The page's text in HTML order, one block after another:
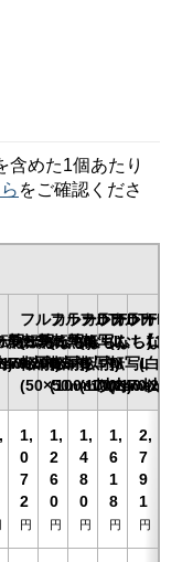
含めた1個あたり
をご確認くださ
写SS
)
熱転写S
以内)
ラー熱転写M
以内)
ルカラー熱転写L
以内)
フルカラーDTF
(ふちなし)
転写SS
(50×50mm以内)
フルカラーDTF
(ふちなし)
転写S
(100×100mm以内)
フルカラー
(ふちなし)
転写M
(170×170mm
フルカラ
(ふちなし)
転写L
【1個
(白印
1,
0
7
2
円
1,
2
6
0
円
1,
4
8
0
円
1,
6
1
8
円
2,
7
9
1
円